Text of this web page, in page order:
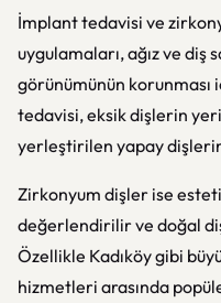
İmplant tedavisi ve
uygulamaları, ağız ve diş
görünümünün
tedavisi, eksik dişlerin
yerleştirilen yapay
Zirkonyum dişler ise
değerlendirilir ve doğal
Özellikle Kadıköy gibi
hizmetleri arasında